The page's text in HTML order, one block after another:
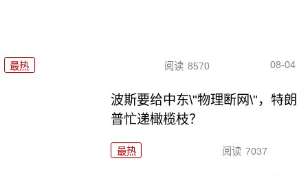
最热 阅读 8570 08-04
波斯要给中东\"物理断网\"，特朗
普忙递橄榄枝？
最热 阅读 7037